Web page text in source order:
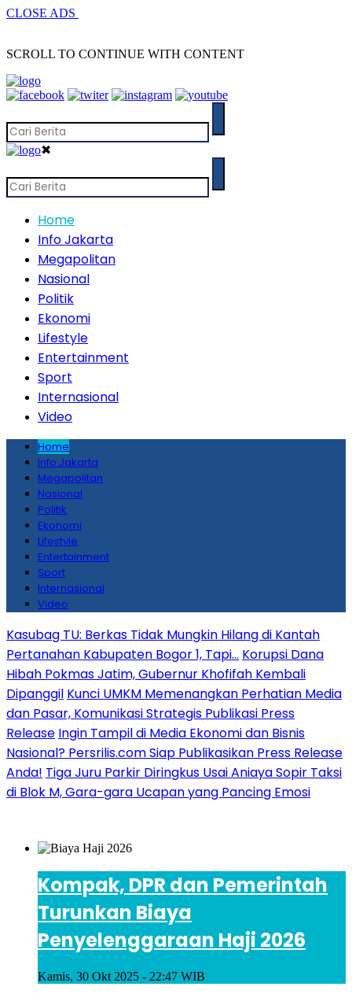
CLOSE ADS
SCROLL TO CONTINUE WITH CONTENT
✖
Home
Info Jakarta
Megapolitan
Nasional
Politik
Ekonomi
Lifestyle
Entertainment
Sport
Internasional
Video
Home
Info Jakarta
Megapolitan
Nasional
Politik
Ekonomi
Lifestyle
Entertainment
Sport
Internasional
Video
Kasubag TU: Berkas Tidak Mungkin Hilang di Kantah
Pertanahan Kabupaten Bogor 1, Tapi… Korupsi Dana
Hibah Pokmas Jatim, Gubernur Khofifah Kembali
Dipanggil Kunci UMKM Memenangkan Perhatian Media
dan Pasar, Komunikasi Strategis Publikasi Press
Release Ingin Tampil di Media Ekonomi dan Bisnis
Nasional? Persrilis.com Siap Publikasikan Press Release
Anda! Tiga Juru Parkir Diringkus Usai Aniaya Sopir Taksi
di Blok M, Gara-gara Ucapan yang Pancing Emosi
Kompak, DPR dan Pemerintah
Turunkan Biaya
Penyelenggaraan Haji 2026
Kamis, 30 Okt 2025 - 22:47 WIB